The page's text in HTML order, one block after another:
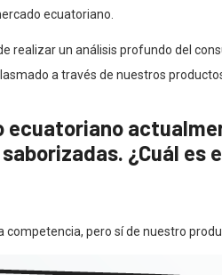
ecuatoriano.
realizar un análisis profundo del
a través de nuestros
ecuatoriano
¿Cuál es
competencia, pero sí de nuestro